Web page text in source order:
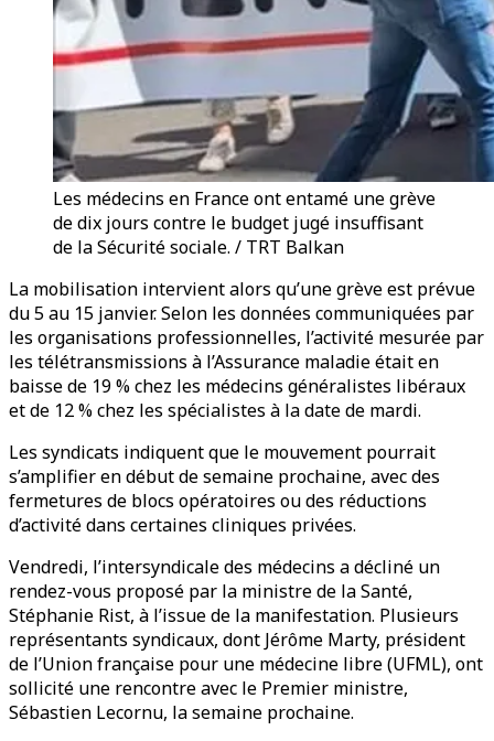
Les médecins en France ont entamé une grève
de dix jours contre le budget jugé insuffisant
de la Sécurité sociale. / TRT Balkan
La mobilisation intervient alors qu’une grève est prévue
du 5 au 15 janvier. Selon les données communiquées par
les organisations professionnelles, l’activité mesurée par
les télétransmissions à l’Assurance maladie était en
baisse de 19 % chez les médecins généralistes libéraux
et de 12 % chez les spécialistes à la date de mardi.
Les syndicats indiquent que le mouvement pourrait
s’amplifier en début de semaine prochaine, avec des
fermetures de blocs opératoires ou des réductions
d’activité dans certaines cliniques privées.
Vendredi, l’intersyndicale des médecins a décliné un
rendez-vous proposé par la ministre de la Santé,
Stéphanie Rist, à l’issue de la manifestation. Plusieurs
représentants syndicaux, dont Jérôme Marty, président
de l’Union française pour une médecine libre (UFML), ont
sollicité une rencontre avec le Premier ministre,
Sébastien Lecornu, la semaine prochaine.